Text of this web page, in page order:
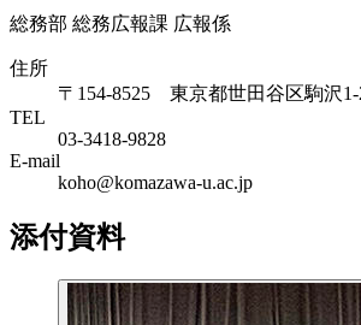
総務部 総務広報課 広報係
住所
〒154-8525 東京都世田谷区駒沢1-
TEL
03-3418-9828
E-mail
koho@komazawa-u.ac.jp
添付資料